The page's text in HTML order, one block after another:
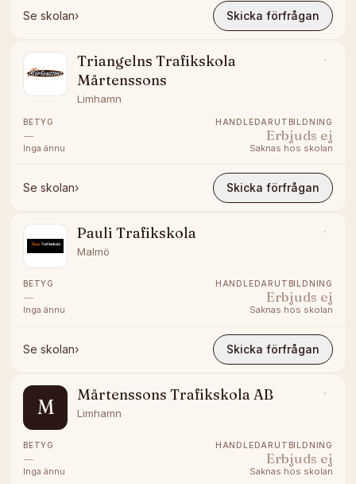
Se skolan› Skicka förfrågan
Triangelns Trafikskola
Mårtenssons
Limhamn
BETYG
—
Inga ännu
HANDLEDARUTBILDNING
Erbjuds ej
Saknas hos skolan
Se skolan› Skicka förfrågan
Pauli Trafikskola
Malmö
BETYG
—
Inga ännu
HANDLEDARUTBILDNING
Erbjuds ej
Saknas hos skolan
Se skolan› Skicka förfrågan
M
Mårtenssons Trafikskola AB
Limhamn
BETYG
—
Inga ännu
HANDLEDARUTBILDNING
Erbjuds ej
Saknas hos skolan